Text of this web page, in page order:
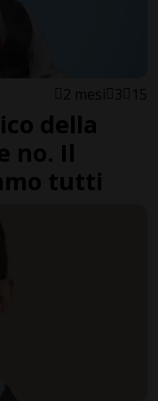
2 mesi 3 15
della
no. Il
tutti